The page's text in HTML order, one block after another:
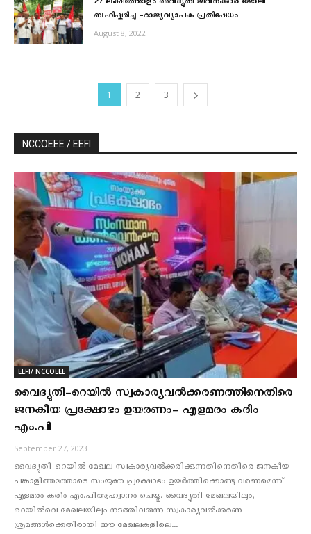
27 ലക്ഷത്തോളം വൈദ്യുതി ജീവനക്കാർ ജോലി
ബഹിഷ്കരിച്ചു -രാജ്യവ്യാപക പ്രതിഷേധം
August 8, 2022
1 2 3
NCCOEEE / EEFI
EEFI/ NCCOEEE
വൈദ്യുതി-റെയില്‍ സ്വകാര്യവല്‍ക്കരണത്തിനെതിരെ
ജനകീയ പ്രക്ഷോഭം ഉയരണം- എളമരം കരീം
എം.പി
September 27, 2023
വൈദ്യുതി-റെയില്‍ മേഖല സ്വകാര്യവല്‍ക്കരിക്കുന്നതിനെതിരെ ജനകീയ
പങ്കാളിത്തത്തോടെ സംയുക്ത പ്രക്ഷോഭം ഉയര്‍ത്തിക്കൊണ്ടു വരണമെന്ന്
എളമരം കരീം എം.പിആഹ്വാനം ചെയ്തു. വൈദ്യുതി മേഖലയിലും,
റെയില്‍വെ മേഖലയിലും നടത്തിവരുന്ന സ്വകാര്യവല്‍ക്കരണ
ശ്രമങ്ങള്‍ക്കെതിരായി ഈ മേഖലകളിലെ...